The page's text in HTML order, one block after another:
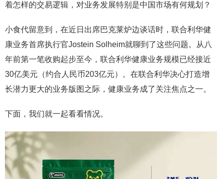
着怎样的交易逻辑，对业务发展特别是中国市场有何规划？
小食代留意到，在近日出席巴克莱炉边谈话时，联合利华健
康业务首席执行官Jostein Solheim就聊到了这些问题。从八
年前第一笔收购起步至今，联合利华健康业务规模已经接近
30亿美元（约合人民币203亿元）。在联合利华决心打造增
长潜力更大的业务版图之际，健康业务成了关注焦点之一。
下面，我们就一起看看情况。